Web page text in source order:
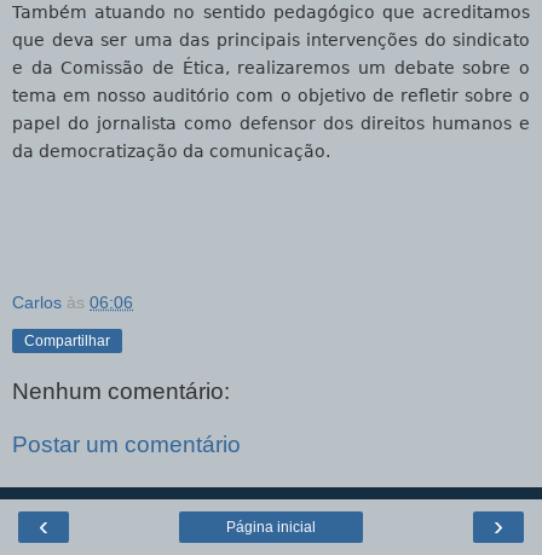
Também atuando no sentido pedagógico que acreditamos
que deva ser uma das principais intervenções do sindicato
e da Comissão de Ética, realizaremos um debate sobre o
tema em nosso auditório com o objetivo de refletir sobre o
papel do jornalista como defensor dos direitos humanos e
da democratização da comunicação.
Carlos às 06:06
Compartilhar
Nenhum comentário:
Postar um comentário
‹ ›
Página inicial